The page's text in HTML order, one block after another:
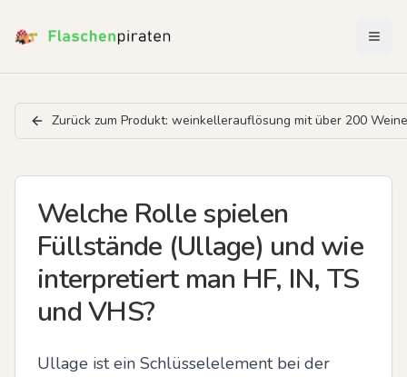
Zurück zum Produkt: weinkellerauflösung mit über 200
Welche Rolle spielen
Füllstände (Ullage) und wie
interpretiert man HF, IN, TS
und VHS?
Ullage ist ein Schlüsselelement bei der